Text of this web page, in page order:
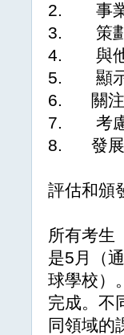
2. 事業
3. 策劃
4. 與他
5. 顯示
6. 關注
7. 考慮
8. 發展
評估和頒
所有考生
是5月（
球學校）
完成。不
同領域的